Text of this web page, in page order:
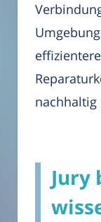
nachhaltig
Jury